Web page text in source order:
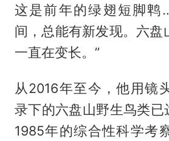
这是前年的绿翅短脚
间，总能有新发现。六盘
一直在变长。”
从2016年至今，他用镜
录下的六盘山野生鸟类
1985年的综合性科学考